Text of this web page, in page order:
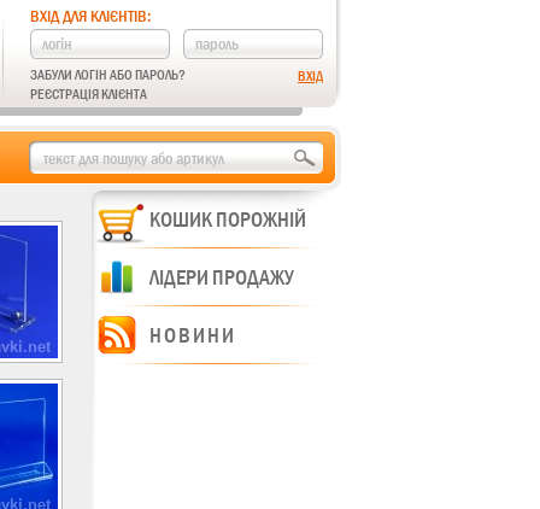
ВХІД ДЛЯ КЛІЄНТІВ:
ЗАБУЛИ ЛОГІН АБО ПАРОЛЬ?
РЕЄСТРАЦІЯ КЛІЄНТА
КОШИК ПОРОЖНІЙ
ЛІДЕРИ ПРОДАЖУ
НОВИНИ